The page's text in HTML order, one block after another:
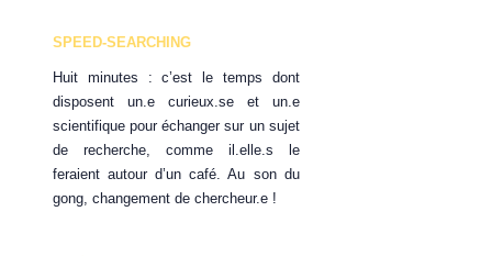
SPEED-SEARCHING
Huit minutes : c’est le temps dont
disposent un.e curieux.se et un.e
scientifique pour échanger sur un sujet
de recherche, comme il.elle.s le
feraient autour d’un café. Au son du
gong, changement de chercheur.e !